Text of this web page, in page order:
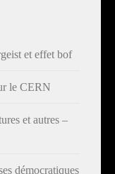
et effet bof
le CERN
et autres –
démocratiques